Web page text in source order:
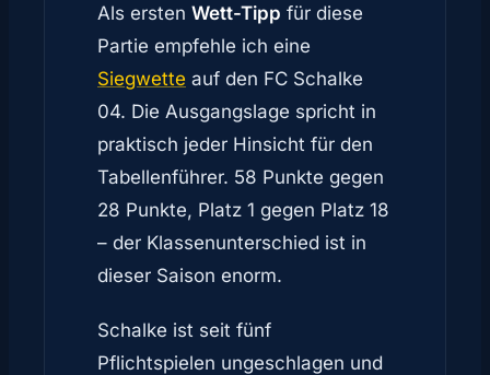
Als ersten Wett-Tipp für diese
Partie empfehle ich eine
Siegwette auf den FC Schalke
04. Die Ausgangslage spricht in
praktisch jeder Hinsicht für den
Tabellenführer. 58 Punkte gegen
28 Punkte, Platz 1 gegen Platz 18
– der Klassenunterschied ist in
dieser Saison enorm.
Schalke ist seit fünf
Pflichtspielen ungeschlagen und